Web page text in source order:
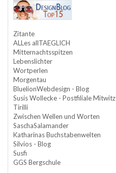
Zitante
ALLes allTAEGLICH
Mitternachtsspitzen
Lebenslichter
Wortperlen
Morgentau
BluelionWebdesign - Blog
Susis Wollecke - Postfiliale Mitwitz
Tirilli
Zwischen Wellen und Worten
SaschaSalamander
Katharinas Buchstabenwelten
Silvios - Blog
Susfi
GGS Bergschule